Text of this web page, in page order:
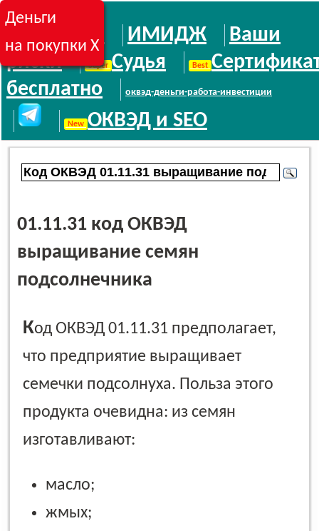
LSI ИМИДЖ
Ваши
риски
Судья
бесплатно
оквэд-деньги-работа-инвестиции
ОКВЭД и SEO
01.11.31 код ОКВЭД
выращивание семян
подсолнечника
Код ОКВЭД 01.11.31 предполагает,
что предприятие выращивает
семечки подсолнуха. Польза этого
продукта очевидна: из семян
изготавливают:
масло;
жмых;
Деньги
на покупки X